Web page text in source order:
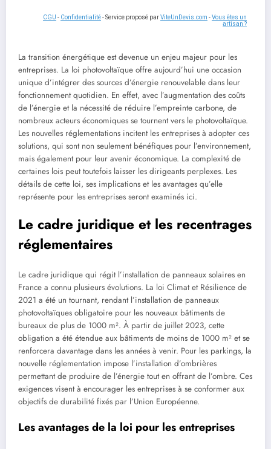
CGU - Confidentialité- Service proposé parViteUnDevis.com -Vous êtes un
artisan ?
La transition énergétique est devenue un enjeu majeur pour les
entreprises. La loi photovoltaïque offre aujourd’hui une occasion
unique d’intégrer des sources d’énergie renouvelable dans leur
fonctionnement quotidien. En effet, avec l’augmentation des coûts
de l’énergie et la nécessité de réduire l’empreinte carbone, de
nombreux acteurs économiques se tournent vers le photovoltaïque.
Les nouvelles réglementations incitent les entreprises à adopter ces
solutions, qui sont non seulement bénéfiques pour l’environnement,
mais également pour leur avenir économique. La complexité de
certaines lois peut toutefois laisser les dirigeants perplexes. Les
détails de cette loi, ses implications et les avantages qu’elle
représente pour les entreprises seront examinés ici.
Le cadre juridique et les recentrages
réglementaires
Le cadre juridique qui régit l’installation de panneaux solaires en
France a connu plusieurs évolutions. La loi Climat et Résilience de
2021 a été un tournant, rendant l’installation de panneaux
photovoltaïques obligatoire pour les nouveaux bâtiments de
bureaux de plus de 1000 m². À partir de juillet 2023, cette
obligation a été étendue aux bâtiments de moins de 1000 m² et se
renforcera davantage dans les années à venir. Pour les parkings, la
nouvelle réglementation impose l’installation d’ombrières
permettant de produire de l’énergie tout en offrant de l’ombre. Ces
exigences visent à encourager les entreprises à se conformer aux
objectifs de durabilité fixés par l’Union Européenne.
Les avantages de la loi pour les entreprises